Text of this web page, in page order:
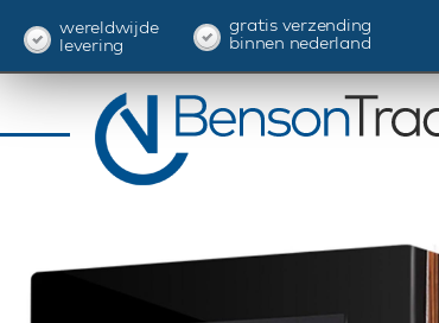
wereldwijde
levering
gratis verzending
binnen nederland